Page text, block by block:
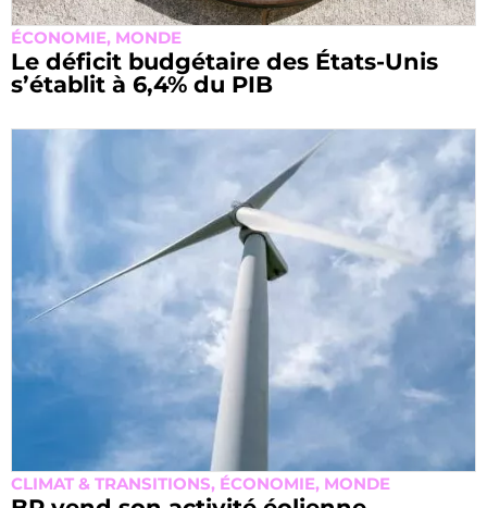
ÉCONOMIE, MONDE
Le déficit budgétaire des États-Unis
s’établit à 6,4% du PIB
CLIMAT & TRANSITIONS, ÉCONOMIE, MONDE